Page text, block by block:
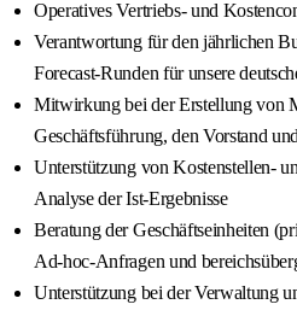
Operatives Vertriebs- und
Verantwortung für den jährlichen
Forecast-Runden für unsere
Mitwirkung bei der Erstellung von
Geschäftsführung, den Vorstand
Unterstützung von Kostenstellen-
Analyse der Ist-Ergebnisse
Beratung der Geschäftseinheiten
Ad-hoc-Anfragen und
Unterstützung bei der Verwaltung